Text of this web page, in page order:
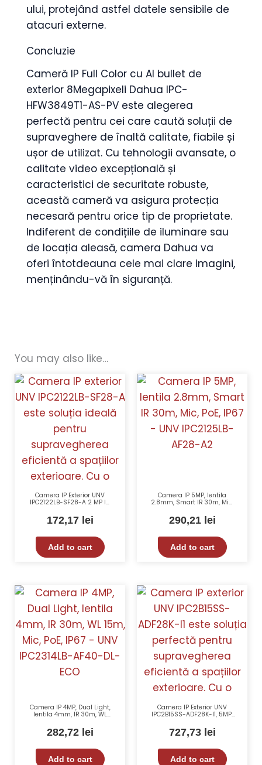
ului, protejând astfel datele sensibile de
atacuri externe.
Concluzie
Cameră IP Full Color cu AI bullet de
exterior 8Megapixeli Dahua IPC-
HFW3849T1-AS-PV este alegerea
perfectă pentru cei care caută soluții de
supraveghere de înaltă calitate, fiabile și
ușor de utilizat. Cu tehnologii avansate, o
calitate video excepțională și
caracteristici de securitate robuste,
această cameră va asigura protecția
necesară pentru orice tip de proprietate.
Indiferent de condițiile de iluminare sau
de locația aleasă, camera Dahua va
oferi întotdeauna cele mai clare imagini,
menținându-vă în siguranță.
You may also like…
Camera IP Exterior UNV
IPC2122LB-SF28-A 2 MP IR
Energetic
172,17 lei
Add to cart
Camera IP 5MP, lentila
2.8mm, Smart IR 30m, Mic,
AF28-A2
290,21 lei
Add to cart
Camera IP 4MP, Dual Light,
lentila 4mm, IR 30m, WL
IPC2314LB-AF40-DL-ECO
282,72 lei
Add to cart
Camera IP Exterior UNV
IPC2B15SS-ADF28K-I1, 5MP,
Video, PoE, IP67
727,73 lei
Add to cart